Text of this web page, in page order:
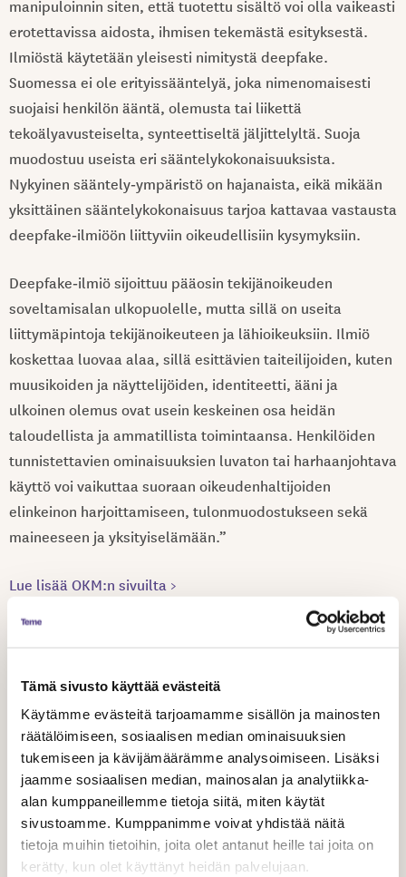
Tämä sivusto käyttää evästeitä
Käytämme evästeitä tarjoamamme sisällön ja mainosten
räätälöimiseen, sosiaalisen median ominaisuuksien
tukemiseen ja kävijämäärämme analysoimiseen. Lisäksi
jaamme sosiaalisen median, mainosalan ja analytiikka-
alan kumppaneillemme tietoja siitä, miten käytät
sivustoamme. Kumppanimme voivat yhdistää näitä
tietoja muihin tietoihin, joita olet antanut heille tai joita on
kerätty, kun olet käyttänyt heidän palvelujaan.
manipuloinnin siten, että tuotettu sisältö voi olla vaikeasti
erotettavissa aidosta, ihmisen tekemästä esityksestä.
Ilmiöstä käytetään yleisesti nimitystä deepfake.
Suomessa ei ole erityissääntelyä, joka nimenomaisesti
suojaisi henkilön ääntä, olemusta tai liikettä
tekoälyavusteiselta, synteettiseltä jäljittelyltä. Suoja
muodostuu useista eri sääntelykokonaisuuksista.
Nykyinen sääntely‑ympäristö on hajanaista, eikä mikään
yksittäinen sääntelykokonaisuus tarjoa kattavaa vastausta
deepfake‑ilmiöön liittyviin oikeudellisiin kysymyksiin.
Deepfake‑ilmiö sijoittuu pääosin tekijänoikeuden
soveltamisalan ulkopuolelle, mutta sillä on useita
liittymäpintoja tekijänoikeuteen ja lähioikeuksiin. Ilmiö
koskettaa luovaa alaa, sillä esittävien taiteilijoiden, kuten
muusikoiden ja näyttelijöiden, identiteetti, ääni ja
ulkoinen olemus ovat usein keskeinen osa heidän
taloudellista ja ammatillista toimintaansa. Henkilöiden
tunnistettavien ominaisuuksien luvaton tai harhaanjohtava
käyttö voi vaikuttaa suoraan oikeudenhaltijoiden
elinkeinon harjoittamiseen, tulonmuodostukseen sekä
maineeseen ja yksityiselämään.”
Lue lisää OKM:n sivuilta >
Jaa artikkeli
Aiheeseen liittyvät artikkelit